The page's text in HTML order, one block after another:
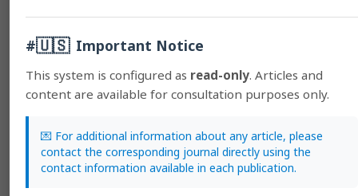
PDF (Español (España))
HTML (Español (España))
beans under different seeding density.
Felipe Rafael Garcés-Fiallos, Álvaro Mauricio Vera-Alcívar
169-180
#🇺🇸 Important Notice
This system is configured as read-only. Articles and
content are available for consultation purposes only.
💌 For additional information about any article, please
contact the corresponding journal directly using the
contact information available in each publication.